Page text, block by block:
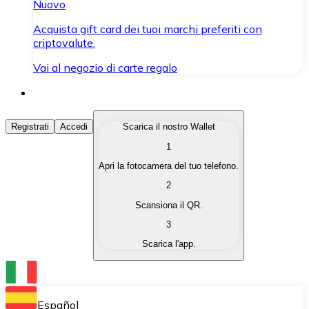
Nuovo
Acquista gift card dei tuoi marchi preferiti con
criptovalute.
Vai al negozio di carte regalo
Acquista Criptovalute
Acquista le criptovalute che ti interessano in modo
Converti le tue criptovalute in valuta fiat quando ne
Scambia una criptovaluta con un'altra
Conserva le tue cripto in un Wallet self-custodial.
Registrati Accedi
Scarica il nostro Wallet
1
Apri la fotocamera del tuo telefono.
2
Scansiona il QR.
3
Scarica l'app.
Español